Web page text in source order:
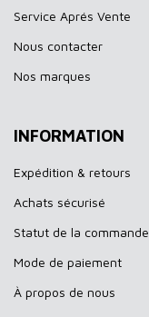
Service Aprés Vente
Nous contacter
Nos marques
INFORMATION
Expédition & retours
Achats sécurisé
Statut de la commande
Mode de paiement
À propos de nous